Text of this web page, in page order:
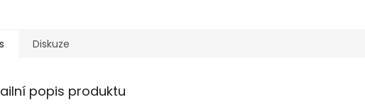
Diskuze
popis produktu